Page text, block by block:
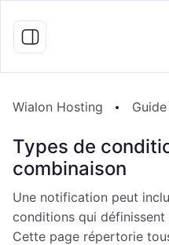
Wialon Hosting
Types de
combinaison
Une notification peut
conditions qui définissent
Cette page répertorie